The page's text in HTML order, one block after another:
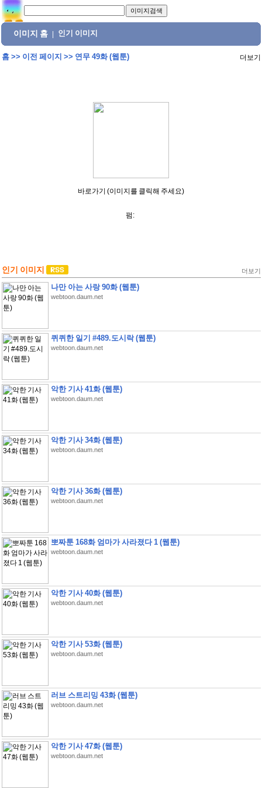
이미지 홈 인기 이미지
홈>> 이전 페이지 >> 연무 49화 (웹툰) 더보기
바로가기 (이미지를 클릭해 주세요)
펌:
인기 이미지 더보기
나만 아는 사랑 90화 (웹툰)
webtoon.daum.net
퀴퀴한 일기 #489.도시락 (웹툰)
webtoon.daum.net
악한 기사 41화 (웹툰)
webtoon.daum.net
악한 기사 34화 (웹툰)
webtoon.daum.net
악한 기사 36화 (웹툰)
webtoon.daum.net
뽀짜툰 168화 엄마가 사라졌다 1 (웹툰)
webtoon.daum.net
악한 기사 40화 (웹툰)
webtoon.daum.net
악한 기사 53화 (웹툰)
webtoon.daum.net
러브 스트리밍 43화 (웹툰)
webtoon.daum.net
악한 기사 47화 (웹툰)
webtoon.daum.net